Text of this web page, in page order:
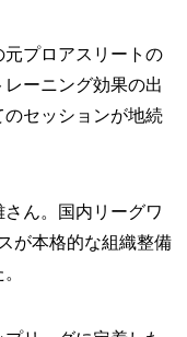
プロアスリートの
ーニング効果の出
セッションが地続
ん。国内リーグワ
が本格的な組織整備